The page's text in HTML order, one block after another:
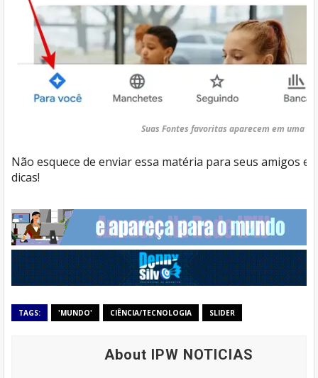
Suas Fontes favoritas aparecem em uma
Não esquece de enviar essa matéria para seus amigos
dicas!
TAGS: 'MUNDO' CIÊNCIA/TECNOLOGIA SLIDER
About IPW NOTICIAS